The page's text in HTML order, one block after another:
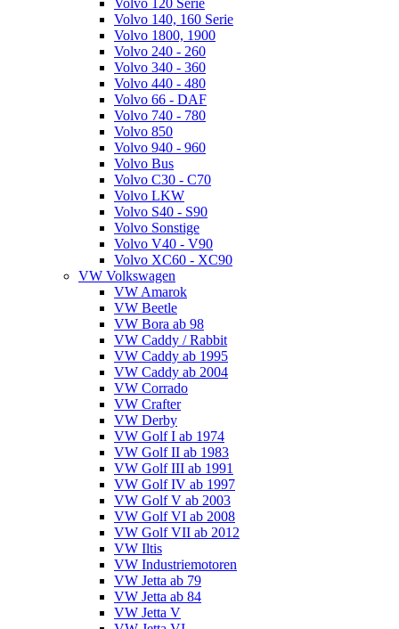
Volvo 120 Serie
Volvo 140, 160 Serie
Volvo 1800, 1900
Volvo 240 - 260
Volvo 340 - 360
Volvo 440 - 480
Volvo 66 - DAF
Volvo 740 - 780
Volvo 850
Volvo 940 - 960
Volvo Bus
Volvo C30 - C70
Volvo LKW
Volvo S40 - S90
Volvo Sonstige
Volvo V40 - V90
Volvo XC60 - XC90
VW Volkswagen
VW Amarok
VW Beetle
VW Bora ab 98
VW Caddy / Rabbit
VW Caddy ab 1995
VW Caddy ab 2004
VW Corrado
VW Crafter
VW Derby
VW Golf I ab 1974
VW Golf II ab 1983
VW Golf III ab 1991
VW Golf IV ab 1997
VW Golf V ab 2003
VW Golf VI ab 2008
VW Golf VII ab 2012
VW Iltis
VW Industriemotoren
VW Jetta ab 79
VW Jetta ab 84
VW Jetta V